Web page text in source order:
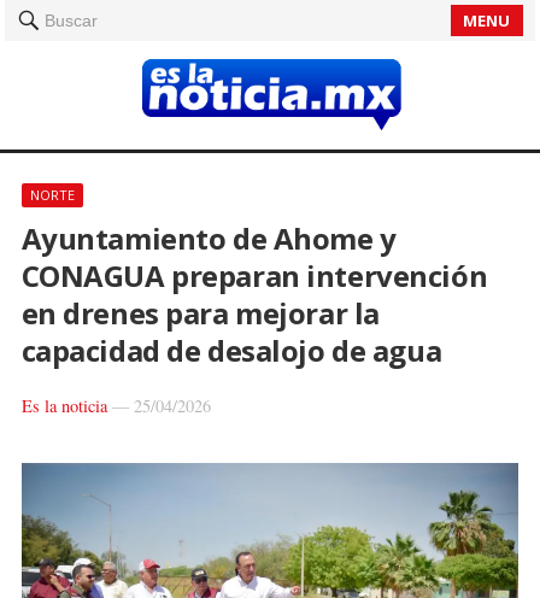
Buscar MENU
NORTE
Ayuntamiento de Ahome y
CONAGUA preparan intervención
en drenes para mejorar la
capacidad de desalojo de agua
Es la noticia— 25/04/2026